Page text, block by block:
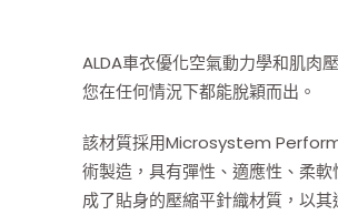
ALDA車衣優化空氣動力學和肌肉
您在任何情況下都能脫穎而出。
該材質採用Microsystem
術製造，具有彈性、適應性、柔
成了貼身的壓縮平針織材質，以